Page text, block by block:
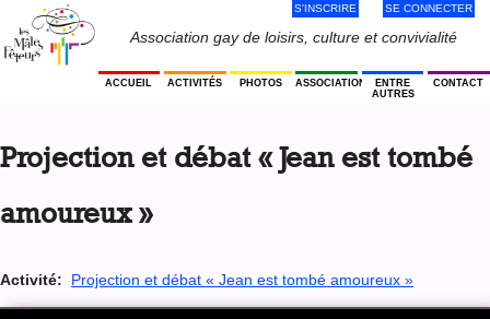
navigation
Association gay de loisirs, culture et convivialité
Menu
Utilisateur
S'INSCRIRE SE CONNECTER
ACCUEIL ACTIVITÉS PHOTOS ASSOCIATION
ENTRE
AUTRES
CONTACT
top
Projection et débat « Jean est tombé
amoureux »
Activité: Projection et débat « Jean est tombé amoureux »